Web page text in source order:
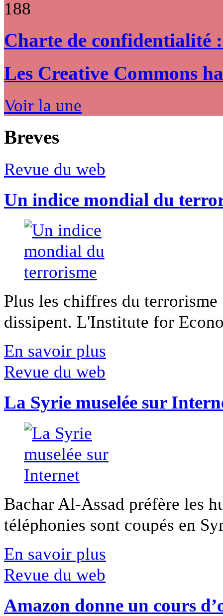
188
Charte de confidentialité
Les Creative Commons
Voir la une
Breves
Revue du web
Un indice mondial du
Plus les chiffres du
dissipent. L'Institute for
En savoir plus
Revue du web
La Syrie muselée sur
Bachar Al-Assad préfère les
téléphonies sont coupés en
En savoir plus
Revue du web
Amazon donne un cours